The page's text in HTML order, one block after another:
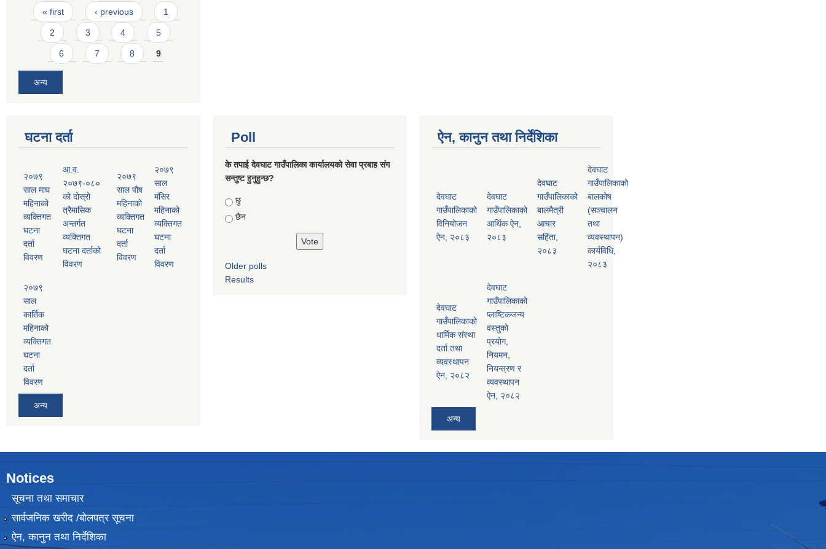
Pages
« first ‹ previous 1
2 3 4 5
6 7 8 9
अन्य
घटना दर्ता
२०७९
साल माघ
महिनाको
व्यक्तिगत
घटना
दर्ता
विवरण
आ.व.
२०७९-०८०
को दोस्रो
त्रैमासिक
अन्तर्गत
व्यक्तिगत
घटना दर्ताको
विवरण
२०७९
साल पौष
महिनाको
व्यक्तिगत
घटना
दर्ता
विवरण
२०७९
साल
मंसिर
महिनाको
व्यक्तिगत
घटना
दर्ता
विवरण
२०७९
साल
कार्तिक
महिनाको
व्यक्तिगत
घटना
दर्ता
विवरण
अन्य
Poll
के तपाई देवघाट गाउँपालिका कार्यालयको सेवा प्रबाह संग
सन्तुष्ट हुनुहुन्छ?
Choices
छु
छैन
Older polls
Results
ऐन, कानुन तथा निर्देशिका
देवघाट
गाउँपालिकाको
विनियोजन
ऐन, २०८३
देवघाट
गाउँपालिकाको
आर्थिक ऐन,
२०८३
देवघाट
गाउँपालिकाको
बालमैत्री
आचार
सहिंता,
२०८३
देवघाट
गाउँपालिकाको
बालकोष
(सञ्चालन
तथा
व्यवस्थापन)
कार्यविधि,
२०८३
देवघाट
गाउँपालिकाको
धार्मिक संस्था
दर्ता तथा
व्यवस्थापन
ऐन, २०८२
देवघाट
गाउँपालिकाको
प्लाष्टिकजन्य
वस्तुको
प्रयोग,
नियमन,
नियन्त्रण र
व्यवस्थापन
ऐन, २०८२
अन्य
Notices
सूचना तथा समाचार
सार्वजनिक खरीद /बोलपत्र सूचना
ऐन, कानुन तथा निर्देशिका